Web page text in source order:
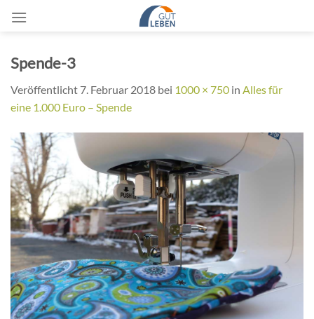
Inhalt
Spende-3
Veröffentlicht 7. Februar 2018 bei 1000 × 750 in Alles für
eine 1.000 Euro – Spende